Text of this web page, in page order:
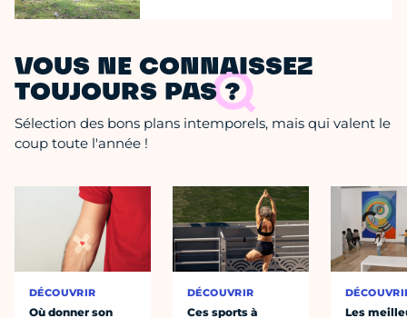
VOUS NE CONNAISSEZ
TOUJOURS PAS ?
Sélection des bons plans intemporels, mais qui valent le
coup toute l'année !
DÉCOUVRIR
Où donner son
DÉCOUVRIR
Ces sports à
Les